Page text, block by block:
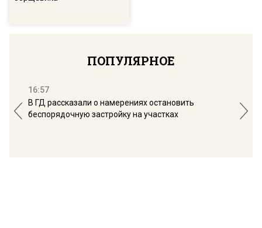
ПОПУЛЯРНОЕ
16:57
В ГД рассказали о намерениях остановить
беспорядочную застройку на участках